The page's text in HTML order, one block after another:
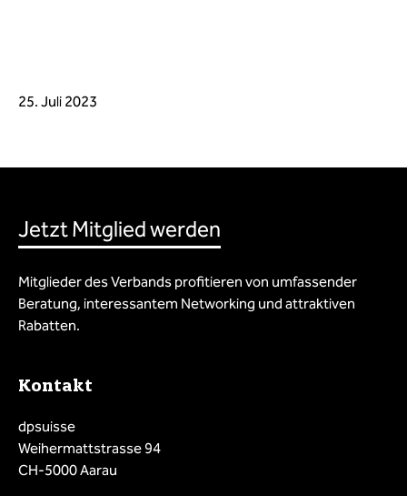
25. Juli 2023
Jetzt Mitglied werden
Mitglieder des Verbands profitieren von umfassender
Beratung, interessantem Networking und attraktiven
Rabatten.
Kontakt
dpsuisse
Weihermattstrasse 94
CH-5000 Aarau